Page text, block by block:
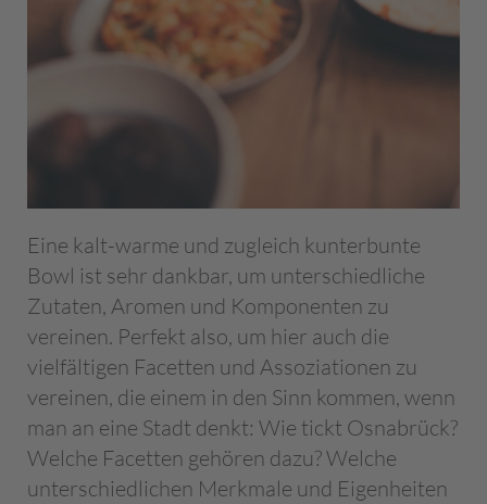
Eine kalt-warme und zugleich kunterbunte
Bowl ist sehr dankbar, um unterschiedliche
Zutaten, Aromen und Komponenten zu
vereinen. Perfekt also, um hier auch die
vielfältigen Facetten und Assoziationen zu
vereinen, die einem in den Sinn kommen, wenn
man an eine Stadt denkt: Wie tickt Osnabrück?
Welche Facetten gehören dazu? Welche
unterschiedlichen Merkmale und Eigenheiten